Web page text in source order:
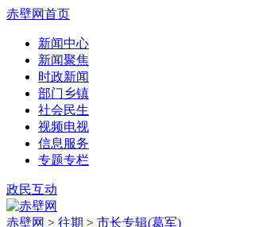
赤壁网首页
新闻中心
新闻聚焦
时政新闻
部门乡镇
社会民生
视频电视
信息服务
专题专栏
政民互动
赤壁网 > 往期 > 市长专辑(葛军)